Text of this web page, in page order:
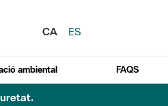
CA
ES
ambiental FAQS